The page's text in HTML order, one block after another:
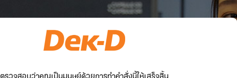
ตรวจสอบว่าคุณเป็นมนุษย์ด้วยการทำคำสั่งนี้ให้เสร็จสิ้น